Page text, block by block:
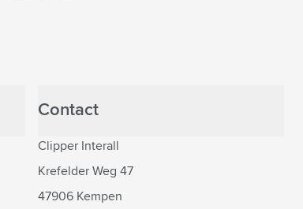
Contact
Clipper Interall
Krefelder Weg 47
47906 Kempen